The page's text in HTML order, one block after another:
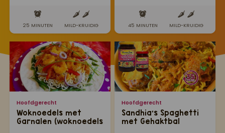
25 MINUTEN MILD-KRUIDIG
Hoofdgerecht
Woknoedels met
Garnalen (woknoedels
45 MINUTEN MILD-KRUIDIG
Hoofdgerecht
Sandhia’s Spaghetti
met Gehaktbal